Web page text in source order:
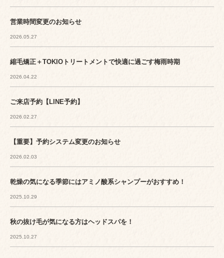
営業時間変更のお知らせ
2026.05.27
縮毛矯正＋TOKIOトリートメントで快適に過ごす梅雨時期
2026.04.22
ご来店予約【LINE予約】
2026.02.27
【重要】予約システム変更のお知らせ
2026.02.03
乾燥の気になる季節にはアミノ酸系シャンプーがおすすめ！
2025.10.29
秋の抜け毛が気になる方はヘッドスパを！
2025.10.27